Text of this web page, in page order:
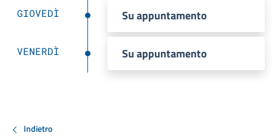
GIOVEDÌ Su appuntamento
VENERDÌ Su appuntamento
Indietro